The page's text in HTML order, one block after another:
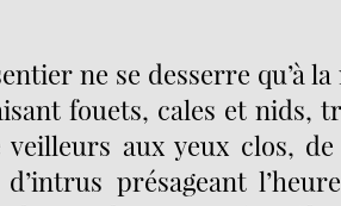
ne se desserre qu’à
fouets, cales et nids,
veilleurs aux yeux clos,
présageant